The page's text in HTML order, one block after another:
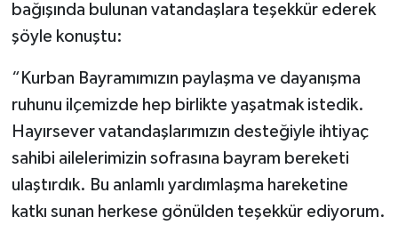
bağışında bulunan vatandaşlara teşekkür ederek
şöyle konuştu:
“Kurban Bayramımızın paylaşma ve dayanışma
ruhunu ilçemizde hep birlikte yaşatmak istedik.
Hayırsever vatandaşlarımızın desteğiyle ihtiyaç
sahibi ailelerimizin sofrasına bayram bereketi
ulaştırdık. Bu anlamlı yardımlaşma hareketine
katkı sunan herkese gönülden teşekkür ediyorum.